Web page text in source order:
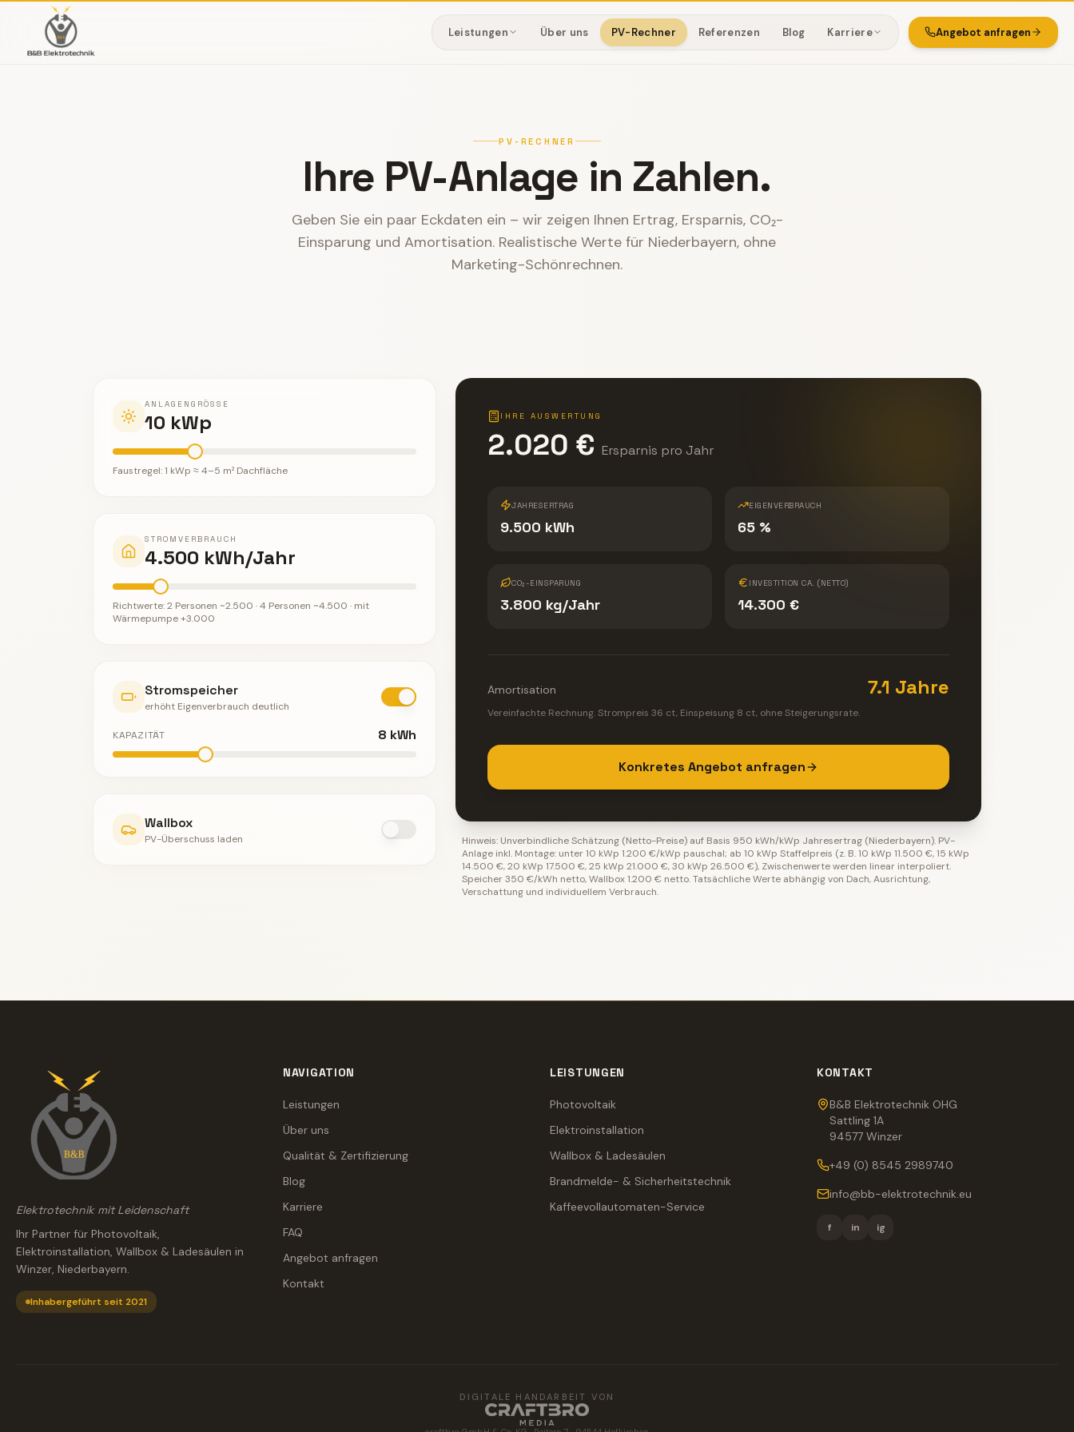
Leistungen Über uns PV-Rechner Referenzen Blog Karriere Angebot anfragen
PV-RECHNER
Ihre PV-Anlage in Zahlen.
Geben Sie ein paar Eckdaten ein – wir zeigen Ihnen Ertrag, Ersparnis, CO₂-
Einsparung und Amortisation. Realistische Werte für Niederbayern, ohne
Marketing-Schönrechnen.
ANLAGENGRÖSSE
10 kWp
Faustregel: 1 kWp ≈ 4–5 m² Dachfläche
STROMVERBRAUCH
4.500 kWh/Jahr
Richtwerte: 2 Personen ~2.500 · 4 Personen ~4.500 · mit
Wärmepumpe +3.000
Stromspeicher
erhöht Eigenverbrauch deutlich
KAPAZITÄT 8 kWh
Wallbox
PV-Überschuss laden
IHRE AUSWERTUNG
2.020 € Ersparnis pro Jahr
JAHRESERTRAG
9.500 kWh
EIGENVERBRAUCH
65 %
CO₂-EINSPARUNG
3.800 kg/Jahr
INVESTITION CA. (NETTO)
14.300 €
Amortisation 7.1 Jahre
Vereinfachte Rechnung. Strompreis36 ct, Einspeisung 8 ct, ohne Steigerungsrate.
Konkretes Angebot anfragen
Hinweis: Unverbindliche Schätzung (Netto-Preise) auf Basis 950 kWh/kWp Jahresertrag (Niederbayern). PV-
Anlage inkl. Montage: unter 10 kWp 1.200 €/kWp pauschal; ab 10 kWp Staffelpreis (z. B. 10 kWp 11.500 €, 15 kWp
14.500 €, 20 kWp 17.500 €, 25 kWp 21.000 €, 30 kWp 26.500 €), Zwischenwerte werden linear interpoliert.
Speicher 350 €/kWh netto, Wallbox 1.200 € netto. Tatsächliche Werte abhängig von Dach, Ausrichtung,
Verschattung und individuellem Verbrauch.
Elektrotechnik mit Leidenschaft
Ihr Partner für Photovoltaik,
Elektroinstallation, Wallbox & Ladesäulen in
Winzer, Niederbayern.
Inhabergeführt seit 2021
NAVIGATION
Leistungen
Über uns
Qualität & Zertifizierung
Blog
Karriere
FAQ
Angebot anfragen
Kontakt
LEISTUNGEN
Photovoltaik
Elektroinstallation
Wallbox & Ladesäulen
Brandmelde- & Sicherheitstechnik
Kaffeevollautomaten-Service
KONTAKT
B&B Elektrotechnik OHG
Sattling 1A
94577 Winzer
+49 (0) 8545 2989740
info@bb-elektrotechnik.eu
f in ig
DIGITALE HANDARBEIT VON